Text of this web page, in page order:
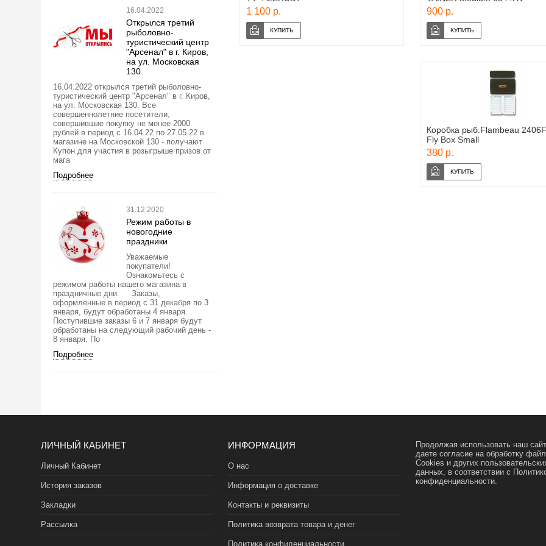
16.04.2022
Открылся третий
рыболовно-
туристический центр
"Арсенал" в г. Киров,
на ул. Московская
130.
16.04.2022 открылся третий рыболовно-
туристический центр "Арсенал" в г. Киров,
на ул. Московская 130. Все
совершеннолетние посетители,
совершившие покупку не менее 2000
рублей в период с 16.04.22 по 27.05.22 в
магазине на Московской 130 - получают
Купон для участия в розыгрыше призов от
мага
Подробнее
31.12.2020
Режим работы в
новогодние
праздники
Уважаемые
покупатели!
Ознакомьтесь с
режимом работы нашего магазина в
праздничные дни. Заказы,
оформленные в период с 31 декабря по 3
января, будут обработаны 4 января.
Поступившие заказы 6 и 7 января будут
обработаны на следующий рабочий день -
8 января. По
Подробнее
1 100 р. 900 р.
Коробка рыб.Flambeau
Fly Box Small
380 р.
ЛИЧНЫЙ КАБИНЕТ
Личный Кабинет
История заказов
Закладки
Рассылка
ИНФОРМАЦИЯ
О нас
Информация о доставке
Контакты и реквизиты
Политика возврата товара и денег
Политика конфиденциальности
Продолжая использовать наш
даете согласие на обработку
Cookies и других
данных, в соответствии с
конфиденциальности.